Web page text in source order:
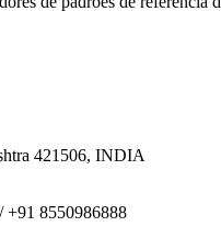
421506, INDIA
+91 8550986888